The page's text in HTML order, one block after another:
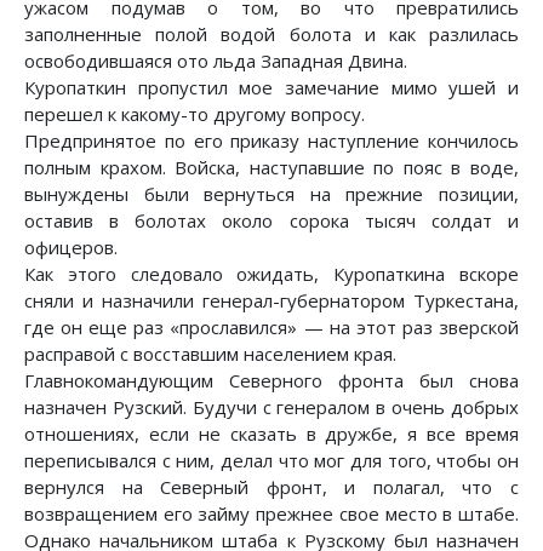
ужасом подумав о том, во что превратились
заполненные полой водой болота и как разлилась
освободившаяся ото льда Западная Двина.
Куропаткин пропустил мое замечание мимо ушей и
перешел к какому-то другому вопросу.
Предпринятое по его приказу наступление кончилось
полным крахом. Войска, наступавшие по пояс в воде,
вынуждены были вернуться на прежние позиции,
оставив в болотах около сорока тысяч солдат и
офицеров.
Как этого следовало ожидать, Куропаткина вскоре
сняли и назначили генерал-губернатором Туркестана,
где он еще раз «прославился» — на этот раз зверской
расправой с восставшим населением края.
Главнокомандующим Северного фронта был снова
назначен Рузский. Будучи с генералом в очень добрых
отношениях, если не сказать в дружбе, я все время
переписывался с ним, делал что мог для того, чтобы он
вернулся на Северный фронт, и полагал, что с
возвращением его займу прежнее свое место в штабе.
Однако начальником штаба к Рузскому был назначен